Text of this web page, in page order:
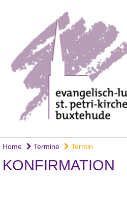
Home Termine Termin
KONFIRMATION